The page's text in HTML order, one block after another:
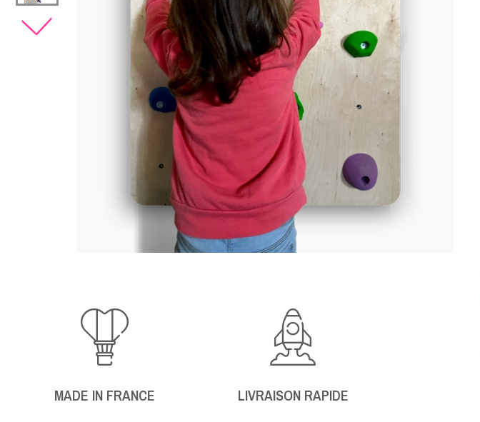
MADE IN FRANCE LIVRAISON RAPIDE